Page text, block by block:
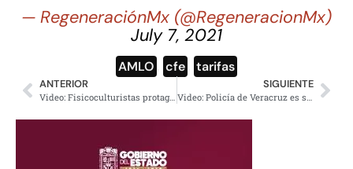
— RegeneraciónMx (@RegeneracionMx)
July 7, 2021
AMLO cfe tarifas
ANTERIOR
Video: Fisicoculturistas protagonizan pelea en calles de Hidalgo
SIGUIENTE
Video: Policía de Veracruz es suspendido por bailar al ritmo de Annita